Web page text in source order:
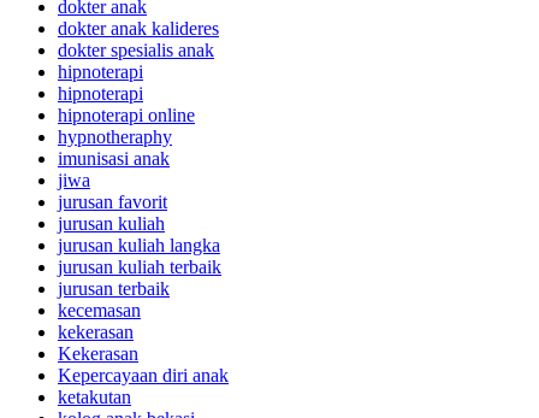
dokter anak
dokter anak kalideres
dokter spesialis anak
hipnoterapi
hipnoterapi
hipnoterapi online
hypnotheraphy
imunisasi anak
jiwa
jurusan favorit
jurusan kuliah
jurusan kuliah langka
jurusan kuliah terbaik
jurusan terbaik
kecemasan
kekerasan
Kekerasan
Kepercayaan diri anak
ketakutan